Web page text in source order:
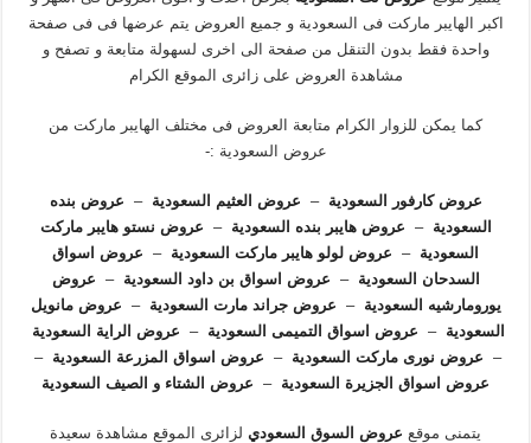
اكبر الهايبر ماركت فى السعودية و جميع العروض يتم عرضها فى فى صفحة
واحدة فقط بدون التنقل من صفحة الى اخرى لسهولة متابعة و تصفح و
مشاهدة العروض على زائرى الموقع الكرام
كما يمكن للزوار الكرام متابعة العروض فى مختلف الهايبر ماركت من
عروض السعودية :-
عروض كارفور السعودية – عروض العثيم السعودية –
عروض بنده
السعودية – عروض هايبر بنده السعودية –
عروض نستو هايبر ماركت
السعودية – عروض لولو هايبر ماركت السعودية –
عروض اسواق
السدحان السعودية – عروض اسواق بن داود السعودية –
عروض
يورومارشيه السعودية – عروض جراند مارت السعودية –
عروض مانويل
السعودية – عروض اسواق التميمى السعودية –
عروض الراية السعودية
–
عروض نورى ماركت السعودية – عروض اسواق المزرعة السعودية –
عروض اسواق الجزيرة السعودية – عروض الشتاء و الصيف السعودية
يتمنى موقع عروض السوق السعوديلزائرى الموقع مشاهدة سعيدة